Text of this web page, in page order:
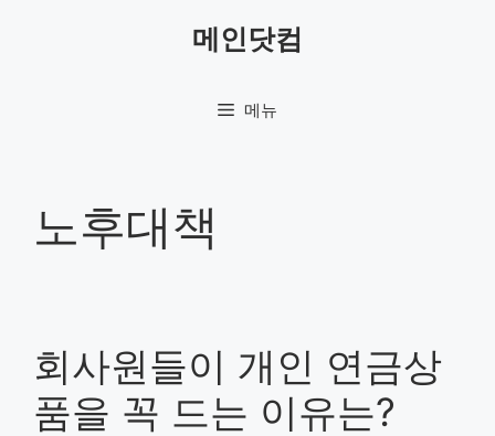
메인닷컴
메뉴
노후대책
회사원들이 개인 연금상
품을 꼭 드는 이유는?